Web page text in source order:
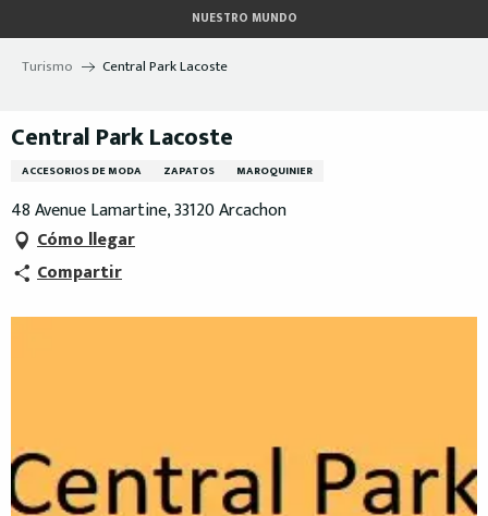
au
contenu
NUESTRO MUNDO
Turismo Central Park Lacoste
Central Park Lacoste
ACCESORIOS DE MODA ZAPATOS MAROQUINIER
48 Avenue Lamartine, 33120 Arcachon
Cómo llegar
Compartir